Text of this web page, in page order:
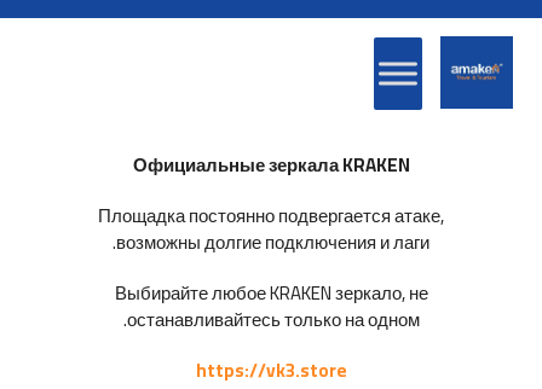
Официальные зеркала KRAKEN
Площадка постоянно подвергается атаке,
возможны долгие подключения и лаги.
Выбирайте любое KRAKEN зеркало, не
останавливайтесь только на одном.
https://vk3.store